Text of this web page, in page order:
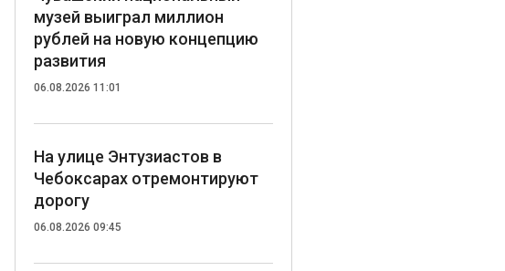
музей выиграл миллион
рублей на новую концепцию
развития
06.08.2026 11:01
На улице Энтузиастов в
Чебоксарах отремонтируют
дорогу
06.08.2026 09:45